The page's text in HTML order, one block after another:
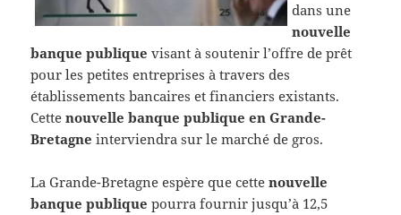
dans une
nouvelle
banque publique visant à soutenir l’offre de prêt
pour les petites entreprises à travers des
établissements bancaires et financiers existants.
Cettenouvelle banque publique en Grande-
Bretagne interviendra sur le marché de gros.
La Grande-Bretagne espère que cettenouvelle
banque publique pourra fournir jusqu’à 12,5